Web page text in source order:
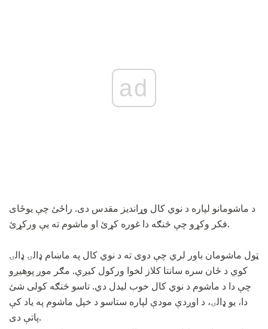
ad
د ماشومانو لپاره د نوي کال وړاندیز مقدس دی. راځئ چې یوځای
فکر وکړو چې څنګه دا غوره کړئ او ماشوم ته یې ورکړئ.
ټول ماشومان باور لري چې دوی ته د نوي کال په ماښام ډالۍ ډالۍ
کوي د ځان سره سانتا کلاز لخوا ورکول کیږي. مګر موږ پوهیږو
چې دا د ماشوم د نوي کال خوب لیدل دي. تاسو څنګه کولی شئ
دا، یو ډالۍ، د اوږدې مودې لپاره ستاسو د خپل ماشوم په یاد کې
پاتې دی.